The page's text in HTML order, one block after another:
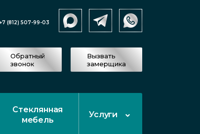
+7 (812) 507-99-03
Обратный
звонок
Вызвать
замерщика
Стеклянная
мебель
Услуги